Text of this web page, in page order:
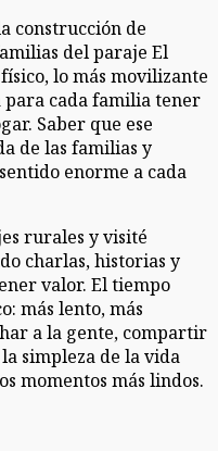
construcción de
del paraje El
lo más movilizante
cada familia tener
Saber que ese
de las familias y
enorme a cada
rurales y visité
charlas, historias y
valor. El tiempo
más lento, más
a la gente, compartir
simpleza de la vida
momentos más lindos.